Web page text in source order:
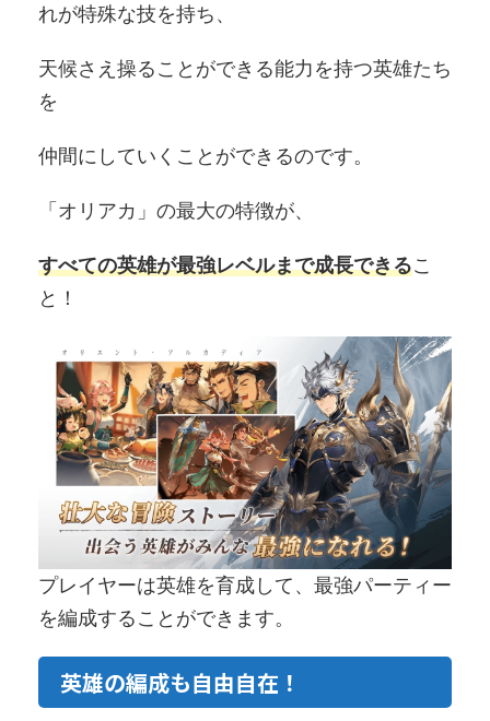
れが特殊な技を持ち、
天候さえ操ることができる能力を持つ英雄たち
を
仲間にしていくことができるのです。
「オリアカ」の最大の特徴が、
すべての英雄が最強レベルまで成長できるこ
と！
プレイヤーは英雄を育成して、最強パーティー
を編成することができます。
英雄の編成も自由自在！